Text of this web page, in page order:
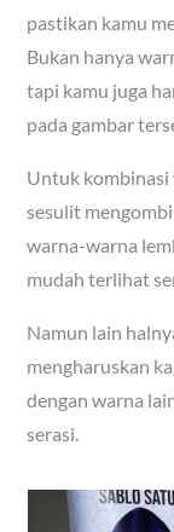
pastikan kamu
Bukan hanya
tapi kamu juga
pada gambar
Untuk kombinasi
sesulit
warna-warna
mudah terlihat
Namun lain
mengharuskan
dengan warna
serasi.